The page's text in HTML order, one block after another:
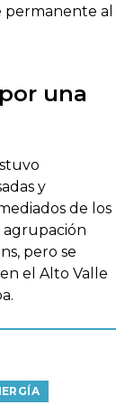
al
una
y
de los
agrupación
pero se
el Alto Valle